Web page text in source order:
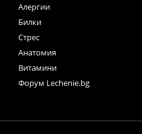
Алергии
Билки
Стрес
Анатомия
Витамини
Форум Lechenie.bg